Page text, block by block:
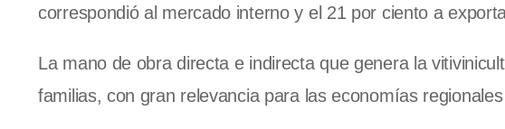
correspondió al mercado interno y el 21 por ciento a
La mano de obra directa e indirecta que genera la
familias, con gran relevancia para las economías